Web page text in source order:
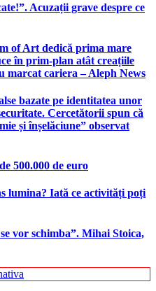
Acuzații grave despre ce
of Art dedică prima mare
în prim-plan atât creațiile
marcat cariera – Aleph News
bazate pe identitatea unor
Cercetătorii spun că
și înșelăciune” observat
500.000 de euro
lumina? Iată ce activități poți
vor schimba”. Mihai Stoica,